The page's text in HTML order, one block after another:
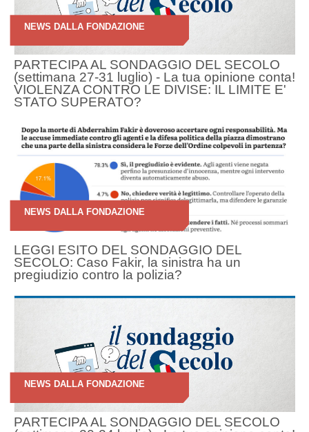
NEWS DALLA FONDAZIONE
PARTECIPA AL SONDAGGIO DEL SECOLO
(settimana 27-31 luglio) - La tua opinione conta!
VIOLENZA CONTRO LE DIVISE: IL LIMITE E'
STATO SUPERATO?
NEWS DALLA FONDAZIONE
LEGGI ESITO DEL SONDAGGIO DEL
SECOLO: Caso Fakir, la sinistra ha un
pregiudizio contro la polizia?
NEWS DALLA FONDAZIONE
PARTECIPA AL SONDAGGIO DEL SECOLO